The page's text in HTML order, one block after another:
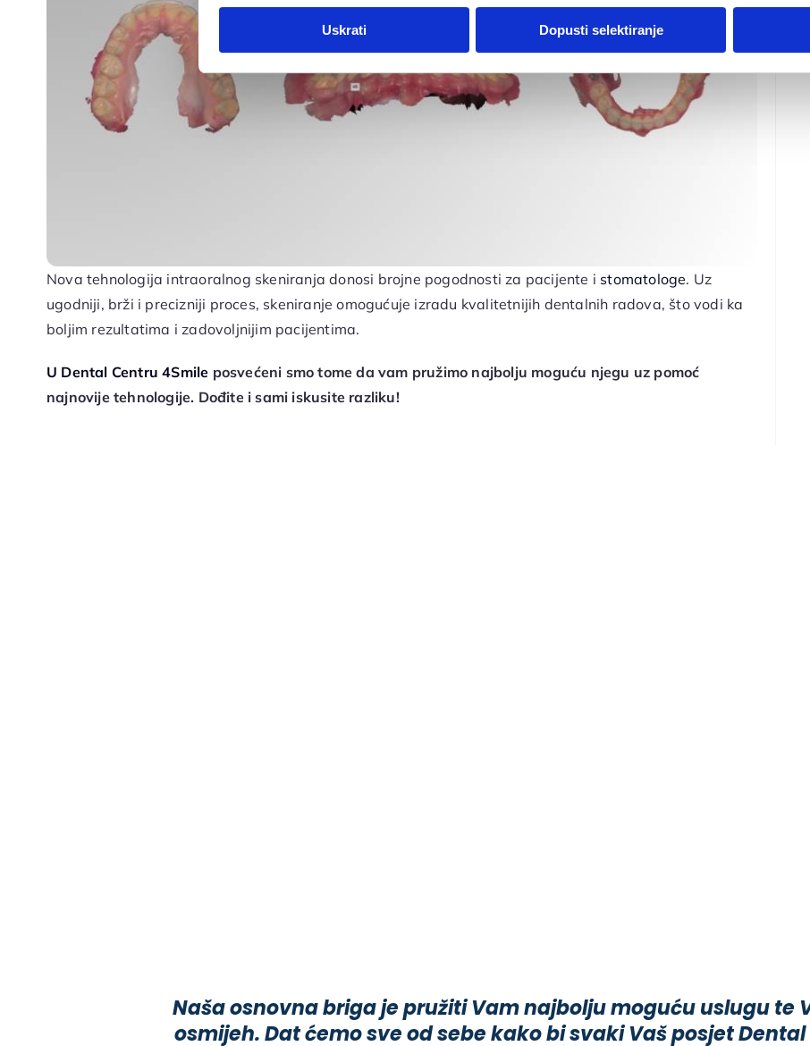
Uskrati Dopusti selektiranje
Nova tehnologija intraoralnog skeniranja donosi brojne pogodnosti za pacijente i stomatologe. Uz
ugodniji, brži i precizniji proces, skeniranje omogućuje izradu kvalitetnijih dentalnih radova, što vodi ka
boljim rezultatima i zadovoljnijim pacijentima.
U Dental Centru 4Smile posvećeni smo tome da vam pružimo najbolju moguću njegu uz pomoć
najnovije tehnologije. Dođite i sami iskusite razliku!
Naša osnovna briga je pružiti Vam najbolju moguću uslugu te
osmijeh. Dat ćemo sve od sebe kako bi svaki Vaš posjet